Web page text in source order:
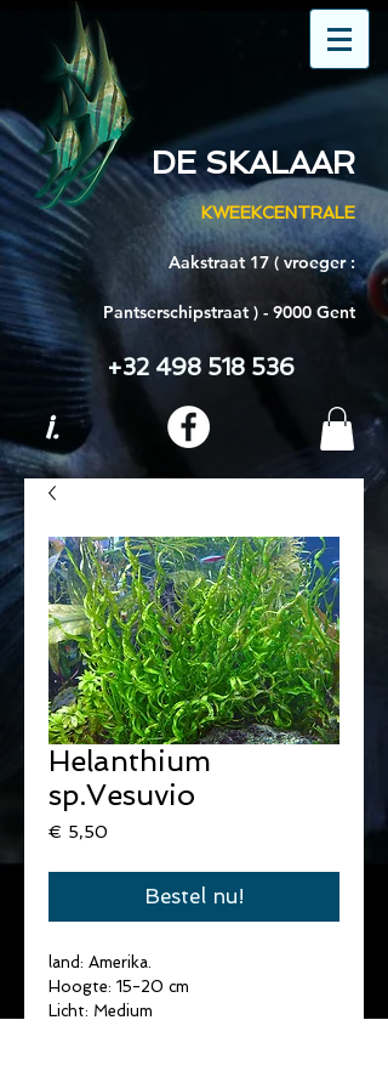
DE SKALAAR
KWEEKCENTRALE
Aakstraat 17 ( vroeger :
Pantserschipstraat ) - 9000 Gent
+32 498 518 536
i.
Helanthium
sp.Vesuvio
€ 5,50
Bestel nu!
land: Amerika.
Hoogte: 15-20 cm
Licht: Medium